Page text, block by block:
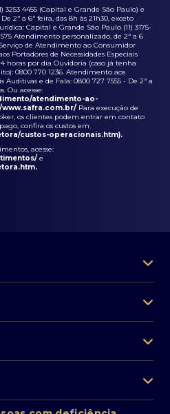
3253 4455 (Capital e Grande São Paulo) e
2ª a 6ª feira, das 8h às 21h30, exceto
Capital e Grande São Paulo (11) 3175-
Atendimento personalizado, de 2ª a 6
de Atendimento ao Consumidor
Portadores de Necessidades Especiais
horas por dia Ouvidoria (caso já tenha
0800 770 1236. Atendimento aos
Auditivas e de Fala: 0800 727 7555 - De 2ª a
Ou acesse:
atendimento-ao-
www.safra.com.br/ Para execução de
os clientes podem entrar em contato
confira os custos em
custos-operacionais.htm).
acesse:
e
.